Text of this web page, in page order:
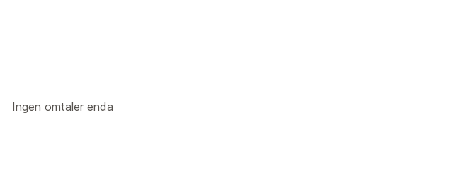
Ingen omtaler enda